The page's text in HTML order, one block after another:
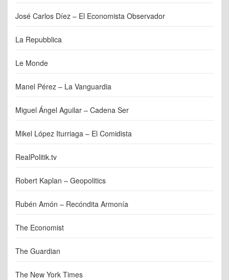
José Carlos Díez – El Economista Observador
La Repubblica
Le Monde
Manel Pérez – La Vanguardia
Miguel Ángel Aguilar – Cadena Ser
Mikel López Iturriaga – El Comidista
RealPolitik.tv
Robert Kaplan – Geopolitics
Rubén Amón – Recóndita Armonía
The Economist
The Guardian
The New York Times